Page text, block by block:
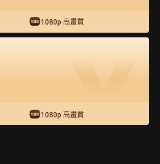
寶 完整影片
1080p 高畫質
1080p 高畫質